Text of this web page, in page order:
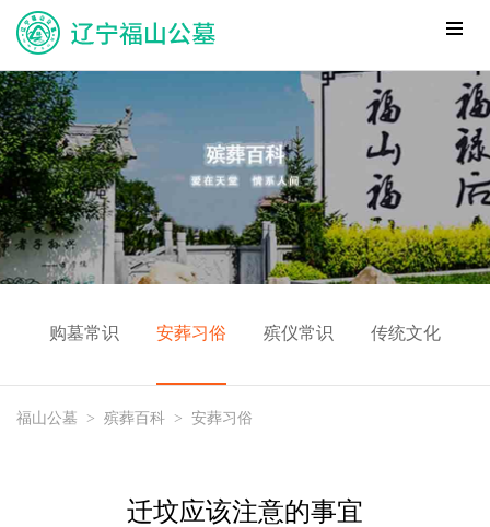
购墓常识 安葬习俗 殡仪常识 传统文化
福山公墓 > 殡葬百科 > 安葬习俗
迁坟应该注意的事宜